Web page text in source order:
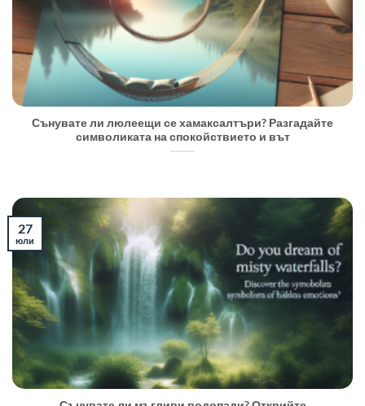
Сънувате ли люлеещи се хамаксалтъри? Разгадайте
символиката на спокойствието и вът
27
юли